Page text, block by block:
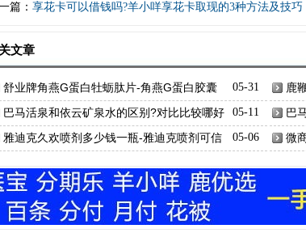
篇： 享花卡可以借钱吗?羊小咩享花卡取现的3种方法及技巧
文章
05-31
舒业牌角燕G蛋白牡蛎肽片-角燕G蛋白胶囊
升级产品男性口服保健品
鹿
盒
05-11
巴马活泉和依云矿泉水的区别?对比比较哪好
更好
巴
乡
05-06
雅迪克久欢喷剂多少钱一瓶-雅迪克喷剂可信 微